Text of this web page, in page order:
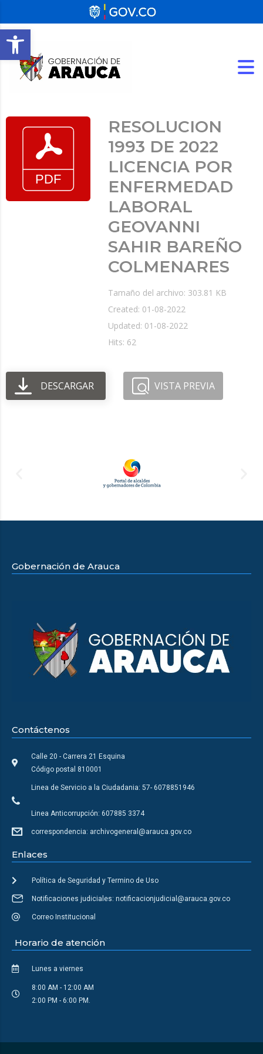
Abrir barra de herramientas
RESOLUCION
1993 DE 2022
LICENCIA POR
ENFERMEDAD
LABORAL
GEOVANNI
SAHIR BAREÑO
COLMENARES
Tamaño del archivo: 303.81 KB
Created: 01-08-2022
Updated: 01-08-2022
Hits: 62
DESCARGAR VISTA PREVIA
Gobernación de Arauca
Contáctenos
Calle 20 - Carrera 21 Esquina
Código postal 810001
Linea de Servicio a la Ciudadania: 57- 6078851946
Linea Anticorrupción: 607885 3374
correspondencia: archivogeneral@arauca.gov.co
Enlaces
Política de Seguridad y Termino de Uso
Notificaciones judiciales: notificacionjudicial@arauca.gov.co
Correo Institucional
Horario de atención
Lunes a viernes
8:00 AM - 12:00 AM
2:00 PM - 6:00 PM.